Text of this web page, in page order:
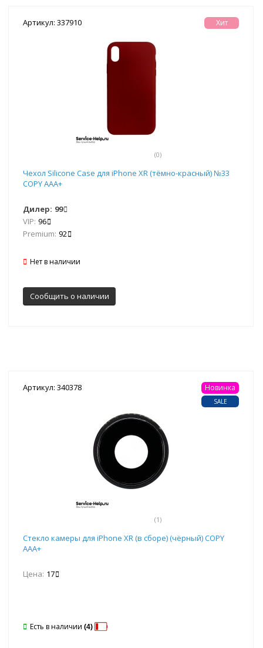
Артикул: 337910
(0)
Хит
Чехол Silicone Case для iPhone XR (тёмно-красный) №33
COPY AAA+
Дилер: 99
VIP: 96
Premium: 92
Нет в наличии
Сообщить о наличии
Артикул: 340378
(1)
Новинка
SALE
Стекло камеры для iPhone XR (в сборе) (чёрный) COPY
AAA+
Цена: 17
Есть в наличии (4)